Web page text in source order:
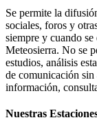
Se permite la
sociales, foros y
siempre y cuando
Meteosierra. No se
estudios, análisis
de comunicación
información,
Nuestras